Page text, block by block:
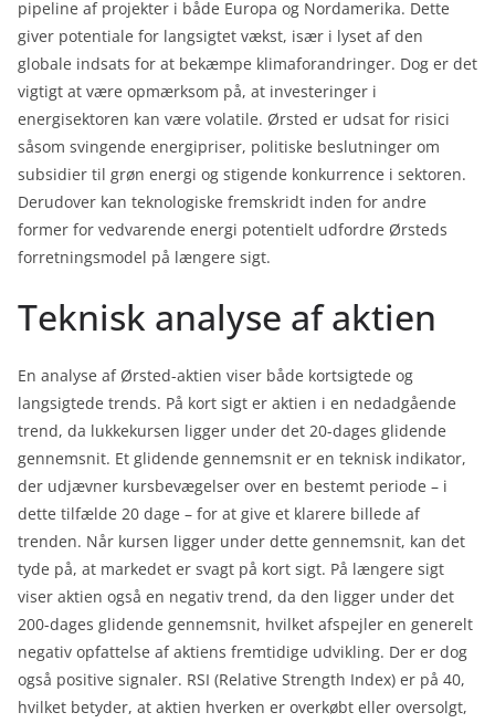
pipeline af projekter i både Europa og Nordamerika. Dette
giver potentiale for langsigtet vækst, især i lyset af den
globale indsats for at bekæmpe klimaforandringer. Dog er det
vigtigt at være opmærksom på, at investeringer i
energisektoren kan være volatile. Ørsted er udsat for risici
såsom svingende energipriser, politiske beslutninger om
subsidier til grøn energi og stigende konkurrence i sektoren.
Derudover kan teknologiske fremskridt inden for andre
former for vedvarende energi potentielt udfordre Ørsteds
forretningsmodel på længere sigt.
Teknisk analyse af aktien
En analyse af Ørsted-aktien viser både kortsigtede og
langsigtede trends. På kort sigt er aktien i en nedadgående
trend, da lukkekursen ligger under det 20-dages glidende
gennemsnit. Et glidende gennemsnit er en teknisk indikator,
der udjævner kursbevægelser over en bestemt periode – i
dette tilfælde 20 dage – for at give et klarere billede af
trenden. Når kursen ligger under dette gennemsnit, kan det
tyde på, at markedet er svagt på kort sigt. På længere sigt
viser aktien også en negativ trend, da den ligger under det
200-dages glidende gennemsnit, hvilket afspejler en generelt
negativ opfattelse af aktiens fremtidige udvikling. Der er dog
også positive signaler. RSI (Relative Strength Index) er på 40,
hvilket betyder, at aktien hverken er overkøbt eller oversolgt,